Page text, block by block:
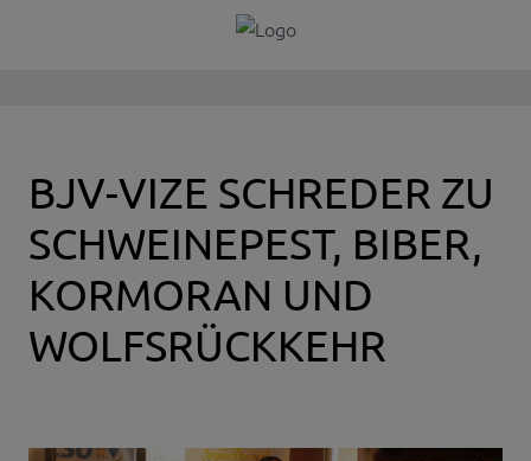
BJV-VIZE SCHREDER ZU
SCHWEINEPEST, BIBER,
KORMORAN UND
WOLFSRÜCKKEHR